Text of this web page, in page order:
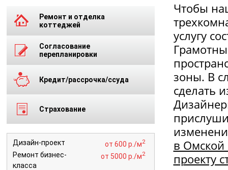
Чтобы
услугу
зоны. В
сделать
в Омской
проекту
Ремонт и отделка
коттеджей
Согласование
перепланировки
Кредит/рассрочка/ссуда
Страхование
Дизайн-проект от 600 р./м2
Ремонт бизнес-
класса
от 5000 р./м2